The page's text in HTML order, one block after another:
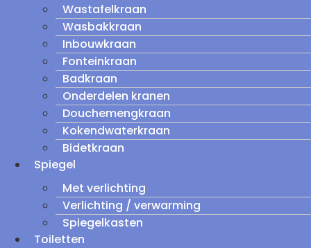
Wastafelkraan
Wasbakkraan
Inbouwkraan
Fonteinkraan
Badkraan
Onderdelen kranen
Douchemengkraan
Kokendwaterkraan
Bidetkraan
Spiegel
Met verlichting
Verlichting / verwarming
Spiegelkasten
Toiletten